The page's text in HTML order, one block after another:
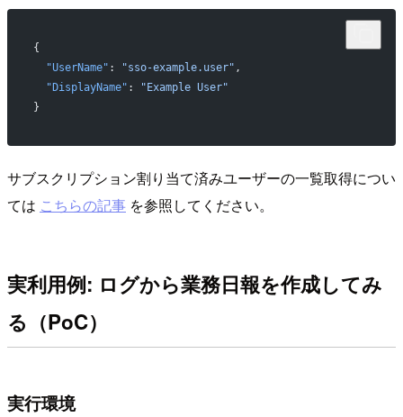
{
  "UserName"
: "sso-example.user" ,
  "DisplayName"
:
"Example User"
}
サブスクリプション割り当て済みユーザーの一覧取得につい
ては こちらの記事 を参照してください。
実利用例: ログから業務日報を作成してみ
る（PoC）
実行環境